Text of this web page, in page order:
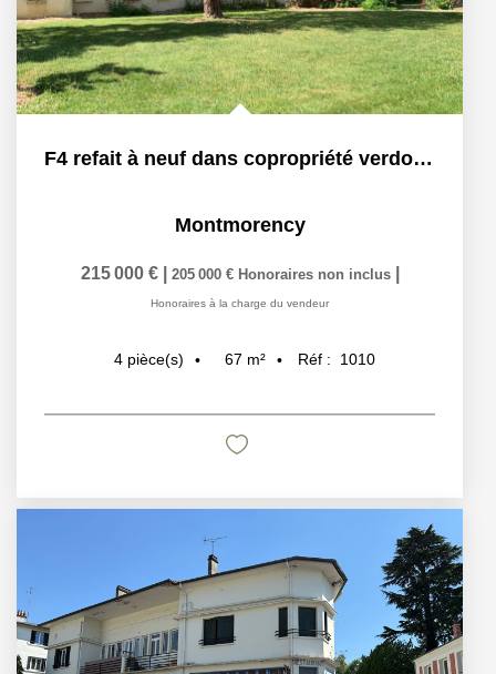
F4 refait à neuf dans copropriété verdoyante
Montmorency
215 000 € 205 000 € Honoraires non inclus
Honoraires à la charge du vendeur
4 pièce(s) 67 m² Réf : 1010